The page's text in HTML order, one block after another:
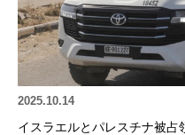
2025.10.14
イスラエルとパレスチナ被占